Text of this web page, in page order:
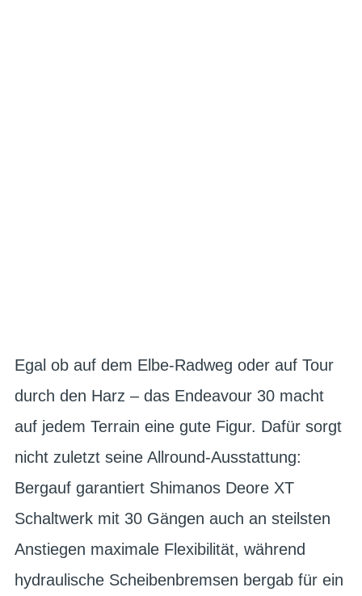
Egal ob auf dem Elbe-Radweg oder auf Tour
durch den Harz – das Endeavour 30 macht
auf jedem Terrain eine gute Figur. Dafür sorgt
nicht zuletzt seine Allround-Ausstattung:
Bergauf garantiert Shimanos Deore XT
Schaltwerk mit 30 Gängen auch an steilsten
Anstiegen maximale Flexibilität, während
hydraulische Scheibenbremsen bergab für ein